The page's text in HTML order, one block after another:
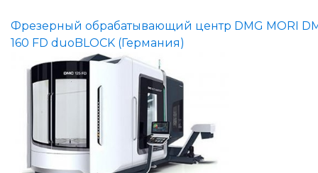
Фрезерный обрабатывающий центр DMG MORI
160 FD duoBLOCK (Германия)